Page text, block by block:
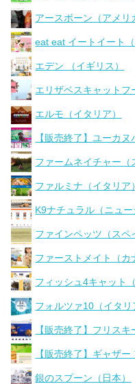
アースボーン（アメリ
eat eat イートイート（
エデン （イギリス）
エリザベスキャットフ
エルモ（イタリア）
【販売終了】ユーカヌ
ファームネイチャー（
ファルミナ（イタリア）
K9ナチュラル（ニュー
ファインペッツ（スペ
ファーストメイト（カ
フィッシュ4キャット
フォルツァ10（イタリ
【販売終了】フリスキ
【販売終了】ギャザ
銀のスプーン（日本）